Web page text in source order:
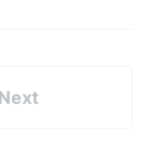
Next